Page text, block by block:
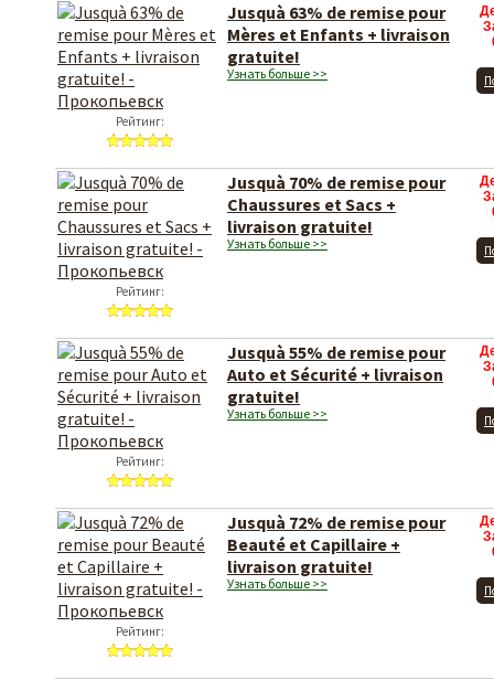
Рейтинг:
Jusquà 63% de remise pour
Mères et Enfants + livraison
gratuite!
Узнать больше >>
Рейтинг:
Jusquà 70% de remise pour
Chaussures et Sacs +
livraison gratuite!
Узнать больше >>
Рейтинг:
Jusquà 55% de remise pour
Auto et Sécurité + livraison
gratuite!
Узнать больше >>
Рейтинг:
Jusquà 72% de remise pour
Beauté et Capillaire +
livraison gratuite!
Узнать больше >>